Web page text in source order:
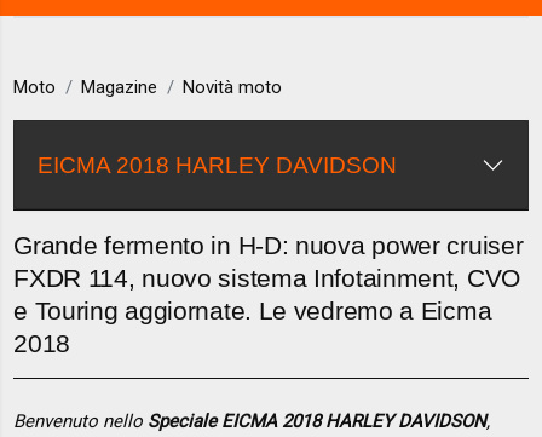
Moto Magazine Novità moto
EICMA 2018 HARLEY DAVIDSON
Grande fermento in H-D: nuova power cruiser
FXDR 114, nuovo sistema Infotainment, CVO
e Touring aggiornate. Le vedremo a Eicma
2018
Benvenuto nello Speciale EICMA 2018 HARLEY DAVIDSON,